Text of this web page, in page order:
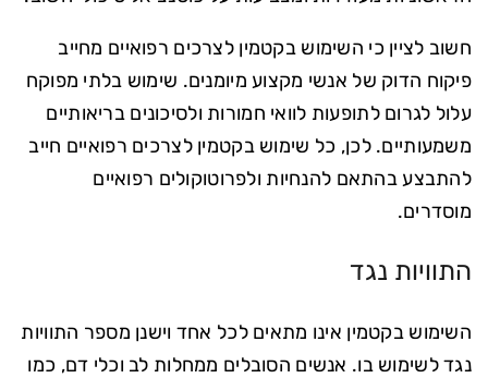
חשוב לציין כי השימוש בקטמין לצרכים רפואיים מחייב
פיקוח הדוק של אנשי מקצוע מיומנים. שימוש בלתי מפוקח
עלול לגרום לתופעות לוואי חמורות ולסיכונים בריאותיים
משמעותיים. לכן, כל שימוש בקטמין לצרכים רפואיים חייב
להתבצע בהתאם להנחיות ולפרוטוקולים רפואיים
מוסדרים.
התוויות נגד
השימוש בקטמין אינו מתאים לכל אחד וישנן מספר התוויות
נגד לשימוש בו. אנשים הסובלים ממחלות לב וכלי דם, כמו